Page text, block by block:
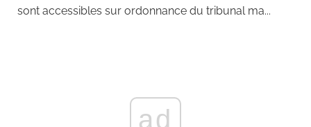
sont accessibles sur ordonnance du tribunal ma...
ad